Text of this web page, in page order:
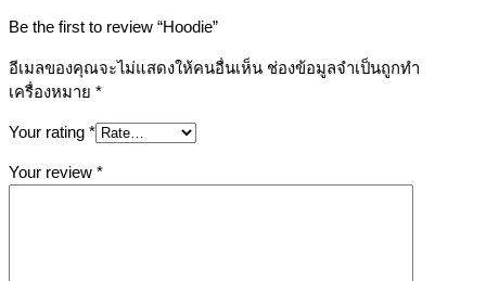
Be the first to review “Hoodie”
อีเมลของคุณจะไม่แสดงให้คนอื่นเห็น ช่องข้อมูลจำเป็นถูกทำ
เครื่องหมาย *
Your rating *
Your review *